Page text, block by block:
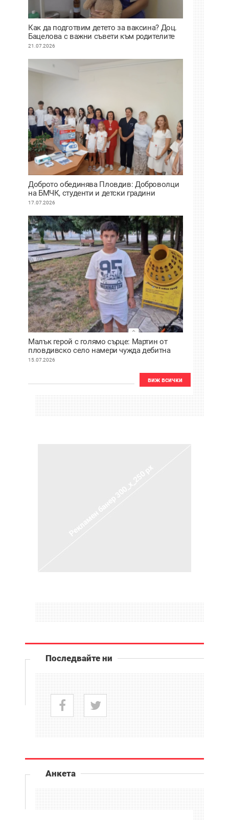
Как да подготвим детето за ваксина? Доц.
Бацелова с важни съвети към родителите
ВИДЕО
21.07.2026
Доброто обединява Пловдив: Доброволци
на БМЧК, студенти и детски градини
осигуриха нова апаратура за детската
17.07.2026
Малък герой с голямо сърце: Мартин от
пловдивско село намери чужда дебитна
карта и веднага я върна
15.07.2026
виж всички
Последвайте ни
Анкета